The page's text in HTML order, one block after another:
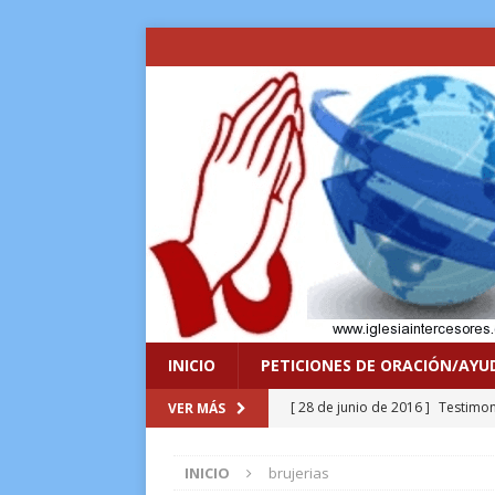
INICIO PETICIONES DE ORACIÓN/
VER MÁS [ 27 de junio de 2016 ]
[ 4 de septiembre de 2020 ]
INICIO brujerias